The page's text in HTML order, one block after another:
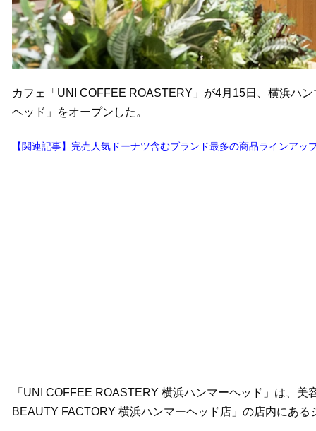
カフェ「UNI COFFEE ROASTERY」が4月15日、横浜ハ
ヘッド」をオープンした。
【関連記事】完売人気ドーナツ含むブランド最多の商品ラインア
「UNI COFFEE ROASTERY 横浜ハンマーヘッド」は、
BEAUTY FACTORY 横浜ハンマーヘッド店」の店内にある